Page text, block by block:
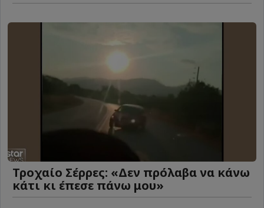
Τροχαίο Σέρρες: «Δεν πρόλαβα να κάνω
κάτι κι έπεσε πάνω μου»